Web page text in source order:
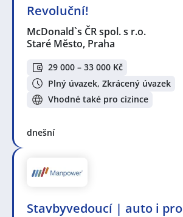
Revoluční!
McDonald`s ČR spol. s r.o.
Staré Město, Praha
29 000 – 33 000 Kč
Plný úvazek, Zkrácený úvazek
Vhodné také pro cizince
dnešní
Stavbyvedoucí | auto i pro